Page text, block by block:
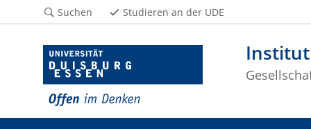
Suchen Studieren an der UDE